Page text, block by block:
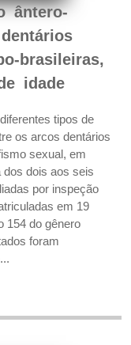
ântero-
brasileiras,
idade
tipos de
os arcos dentários
sexual, em
dos dois aos seis
por inspeção
em 19
154 do gênero
foram